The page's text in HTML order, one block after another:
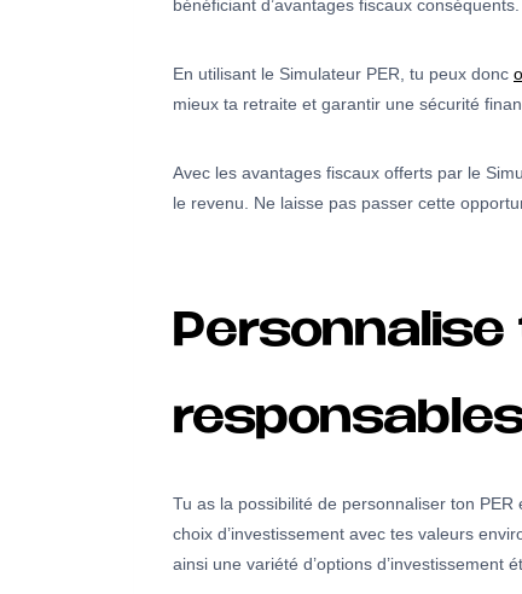
bénéficiant d’avantages fiscaux conséquents.
En utilisant le Simulateur PER, tu peux donc
mieux ta retraite et garantir une sécurité
Avec les avantages fiscaux offerts par le
le revenu. Ne laisse pas passer cette
Tu as la possibilité de personnaliser ton
choix d’investissement avec tes valeurs
ainsi une variété d’options d’investissement